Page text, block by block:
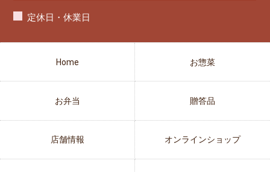
定休日・休業日
Home お惣菜
お弁当 贈答品
店舗情報 オンラインショップ